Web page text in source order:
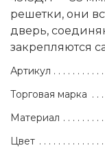
решетки, они
дверь,
закрепляются
Артикул
Торговая марка
Материал
Цвет